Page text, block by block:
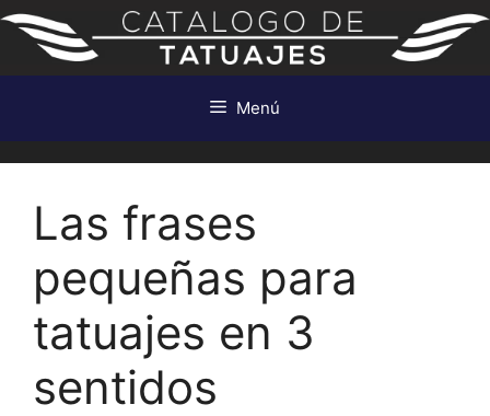
Saltar
contenido
Menú
Las frases
pequeñas para
tatuajes en 3
sentidos